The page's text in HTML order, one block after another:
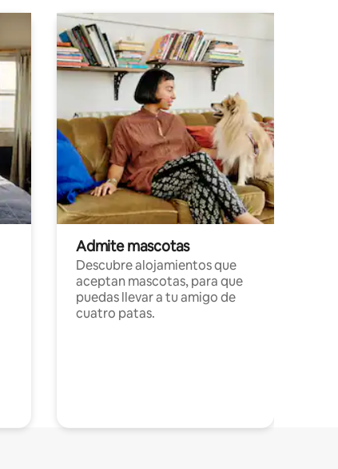
Admite mascotas
Descubre alojamientos que
aceptan mascotas, para que
puedas llevar a tu amigo de
cuatro patas.